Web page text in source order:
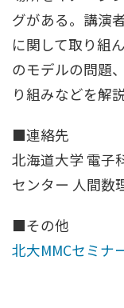
グがある。講演
に関して取り組
のモデルの問題
り組みなどを解
■連絡先
北海道大学 電子
センター 人間数
■その他
北大MMCセミナ